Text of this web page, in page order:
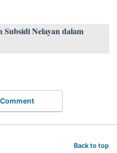
Subsidi Nelayan dalam
Back to top